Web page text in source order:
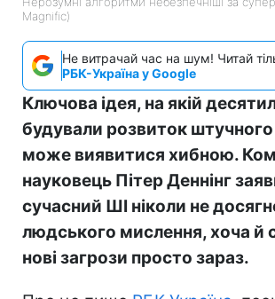
Magnific)
Не витрачай час на шум! Читай
РБК-Україна у Google
Ключова ідея, на якій
будували розвиток штучного
може виявитися хибною.
науковець Пітер Деннінг
сучасний ШІ ніколи не
людського мислення, хоча й
нові загрози просто зараз.